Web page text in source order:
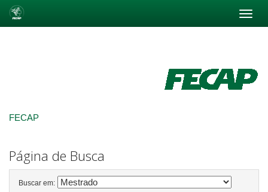
FECAP
Página de Busca
Buscar em: